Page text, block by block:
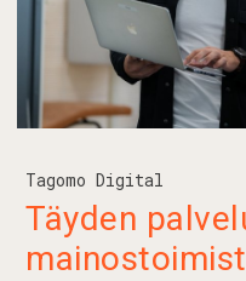
Tagomo Digital
Täyden